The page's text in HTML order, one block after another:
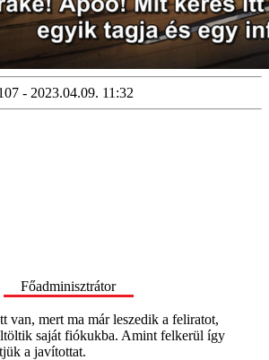
- 2023.04.09. 11:32
Főadminisztrátor
van, mert ma már leszedik a feliratot,
saját fiókukba. Amint felkerül így
a javítottat.